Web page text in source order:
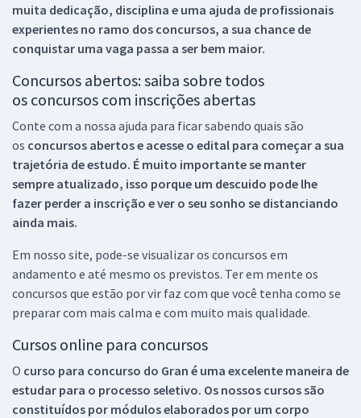
muita dedicação, disciplina e uma ajuda de profissionais
experientes no ramo dos concursos, a sua chance de
conquistar uma vaga passa a ser bem maior.
Concursos abertos: saiba sobre todos
os concursos com inscrições abertas
Conte com a nossa ajuda para ficar sabendo quais são
os concursos abertos e acesse o edital para começar a sua
trajetória de estudo. É muito importante se manter
sempre atualizado, isso porque um descuido pode lhe
fazer perder a inscrição e ver o seu sonho se distanciando
ainda mais.
Em nosso site, pode-se visualizar os concursos em
andamento e até mesmo os previstos. Ter em mente os
concursos que estão por vir faz com que você tenha como se
preparar com mais calma e com muito mais qualidade.
Cursos online para concursos
O curso para concurso do Gran é uma excelente maneira de
estudar para o processo seletivo. Os nossos cursos são
constituídos por módulos elaborados por um corpo